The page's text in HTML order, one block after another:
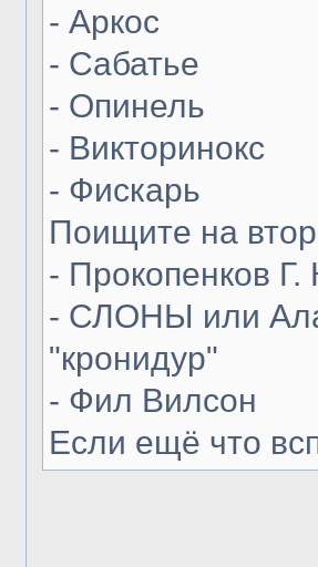
- Аркос
- Сабатье
- Опинель
- Викторинокс
- Фискарь
Поищите на
- Прокопенков Г.
- СЛОНЫ или
"кронидур"
- Фил Вилсон
Если ещё что